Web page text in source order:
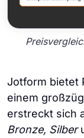
Jotform bietet
einem
erstreckt sich
Bronze, Silber